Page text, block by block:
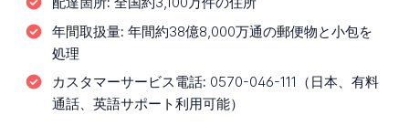
年間取扱量: 年間約38億8,000万通の郵便物と小包を
処理
カスタマーサービス電話: 0570-046-111（日本、有料
通話、英語サポート利用可能）